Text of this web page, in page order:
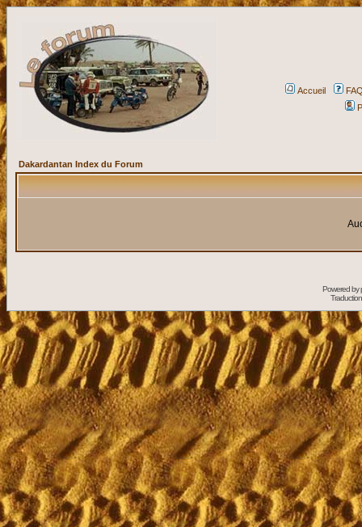
Accueil
Dakardantan Index du Forum
Powered by